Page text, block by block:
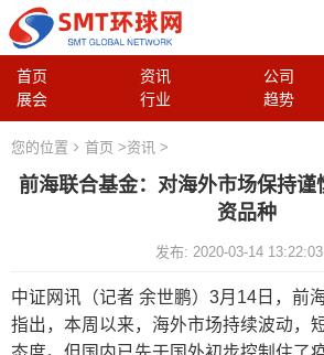
首页 资讯 公司
展会
行业 趋势
您的位置 首页 >资讯 >
前海联合基金：对海外市场保持
资品种
发布: 2020-03-14 13:22:03
中证网讯（记者 余世鹏）3月14日，前
指出，本周以来，海外市场持续波动，